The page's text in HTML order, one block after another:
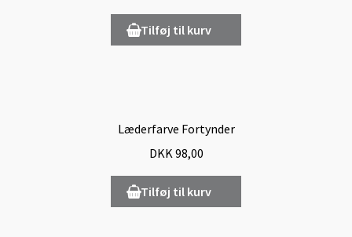
Tilføj til kurv
Læderfarve Fortynder
DKK 98,00
Tilføj til kurv